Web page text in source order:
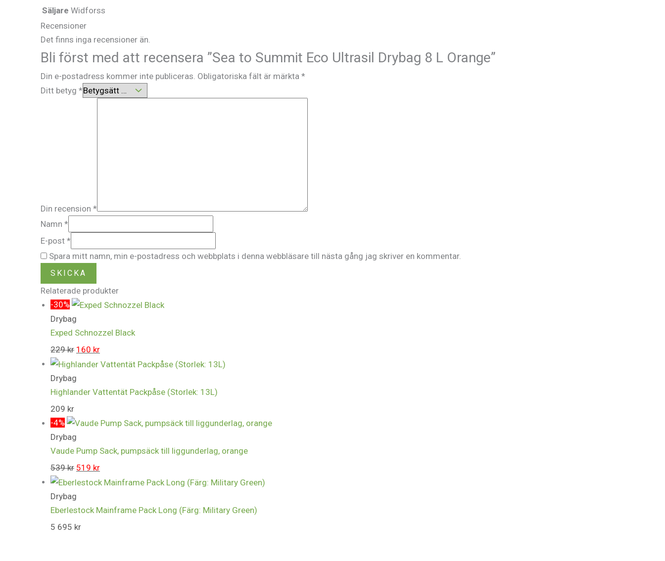
Säljare Widforss
Recensioner
Det finns inga recensioner än.
Bli först med att recensera ”Sea to Summit Eco Ultrasil Drybag 8 L Orange”
Din e-postadress kommer inte publiceras. Obligatoriska fält är märkta *
Ditt betyg *
Din recension *
Namn *
E-post *
Spara mitt namn, min e-postadress och webbplats i denna webbläsare till nästa gång jag skriver en kommentar.
Relaterade produkter
-30%
Drybag
Exped Schnozzel Black
229kr 160 kr
Drybag
Highlander Vattentät Packpåse (Storlek: 13L)
209 kr
-4%
Drybag
Vaude Pump Sack, pumpsäck till liggunderlag, orange
539kr 519 kr
Drybag
Eberlestock Mainframe Pack Long (Färg: Military Green)
5 695 kr